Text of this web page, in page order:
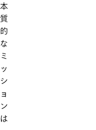
本
質
的
な
ミ
ッ
シ
ョ
ン
は